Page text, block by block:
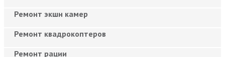
Ремонт экшн камер
Ремонт квадрокоптеров
Ремонт рации